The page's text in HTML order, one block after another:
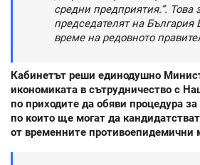
средни предприятия.“. Това
председателят на България
време на редовното
Кабинетът реши единодушно
икономиката в сътрудничество с
по приходите да обяви процедура
по които ще могат да
от временните противоепидемични